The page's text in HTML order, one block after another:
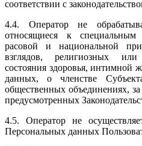
соответствии с
4.4. Оператор не
относящиеся к
расовой и национальной
взглядов, религиозных
состояния здоровья, интимной
данных, о членстве
общественных объединениях,
предусмотренных
4.5. Оператор не
Персональных данных